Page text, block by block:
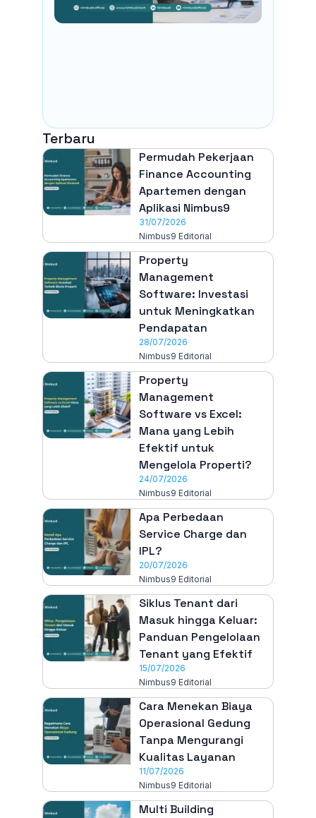
Terbaru
Permudah Pekerjaan
Finance Accounting
Apartemen dengan
Aplikasi Nimbus9
31/07/2026
Nimbus9 Editorial
Property
Management
Software: Investasi
untuk Meningkatkan
Pendapatan
28/07/2026
Nimbus9 Editorial
Property
Management
Software vs Excel:
Mana yang Lebih
Efektif untuk
Mengelola Properti?
24/07/2026
Nimbus9 Editorial
Apa Perbedaan
Service Charge dan
IPL?
20/07/2026
Nimbus9 Editorial
Siklus Tenant dari
Masuk hingga Keluar:
Panduan Pengelolaan
Tenant yang Efektif
15/07/2026
Nimbus9 Editorial
Cara Menekan Biaya
Operasional Gedung
Tanpa Mengurangi
Kualitas Layanan
11/07/2026
Nimbus9 Editorial
Multi Building